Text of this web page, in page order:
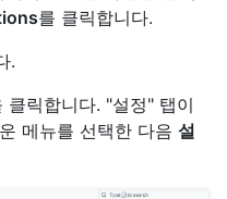
를 클릭합니다.
.
클릭합니다. "설정" 탭이
메뉴를 선택한 다음 설